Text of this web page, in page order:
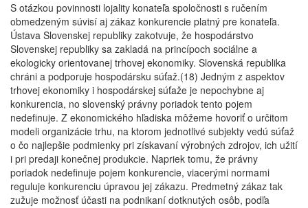
S otázkou povinnosti lojality konateľa spoločnosti s ručením
obmedzeným súvisí aj zákaz konkurencie platný pre konateľa.
Ústava Slovenskej republiky zakotvuje, že hospodárstvo
Slovenskej republiky sa zakladá na princípoch sociálne a
ekologicky orientovanej trhovej ekonomiky. Slovenská republika
chráni a podporuje hospodársku súťaž.(18) Jedným z aspektov
trhovej ekonomiky i hospodárskej súťaže je nepochybne aj
konkurencia, no slovenský právny poriadok tento pojem
nedefinuje. Z ekonomického hľadiska môžeme hovoriť o určitom
modeli organizácie trhu, na ktorom jednotlivé subjekty vedú súťaž
o čo najlepšie podmienky pri získavaní výrobných zdrojov, ich užití
i pri predaji konečnej produkcie. Napriek tomu, že právny
poriadok nedefinuje pojem konkurencie, viacerými normami
reguluje konkurenciu úpravou jej zákazu. Predmetný zákaz tak
zužuje možnosť účasti na podnikaní dotknutých osôb, podľa